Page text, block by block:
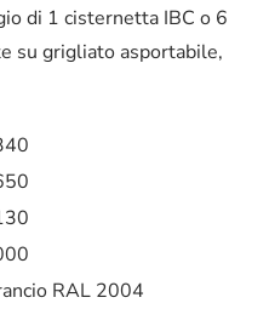
di 1 cisternetta IBC o 6
su grigliato asportabile,
RAL 2004